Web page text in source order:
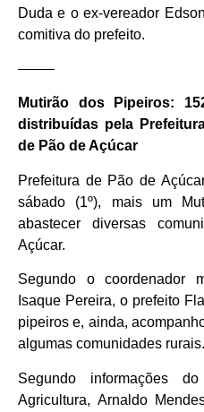
Duda e o ex-vereador
comitiva do prefeito.
——–
Mutirão dos Pipeiros:
distribuídas pela
de Pão de Açúcar
Prefeitura de Pão de
sábado (1º), mais um
abastecer diversas
Açúcar.
Segundo o coordenador
Isaque Pereira, o prefeito
pipeiros e, ainda,
algumas comunidades rurais.
Segundo informações
Agricultura, Arnaldo